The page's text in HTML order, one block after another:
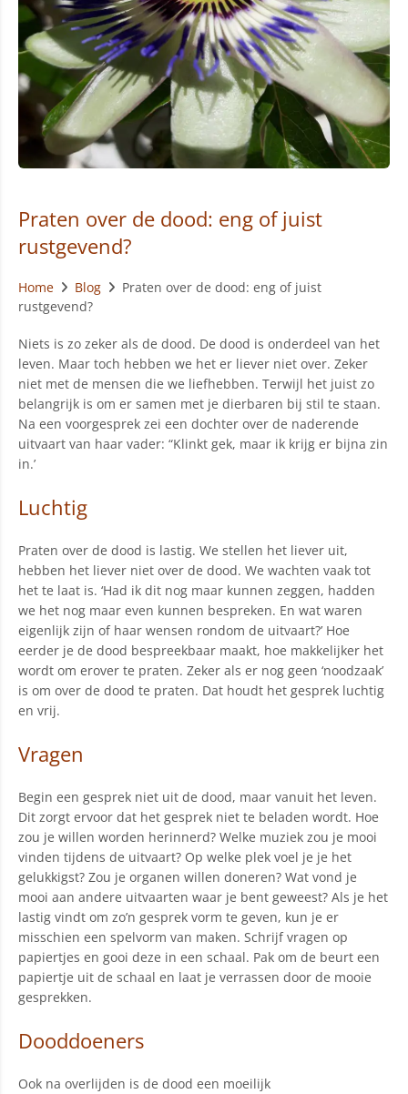
Praten over de dood: eng of juist
rustgevend?
Home Blog
Praten over de dood: eng of juist
rustgevend?
Niets is zo zeker als de dood. De dood is onderdeel van het
leven. Maar toch hebben we het er liever niet over. Zeker
niet met de mensen die we liefhebben. Terwijl het juist zo
belangrijk is om er samen met je dierbaren bij stil te staan.
Na een voorgesprek zei een dochter over de naderende
uitvaart van haar vader: “Klinkt gek, maar ik krijg er bijna zin
in.’
Luchtig
Praten over de dood is lastig. We stellen het liever uit,
hebben het liever niet over de dood. We wachten vaak tot
het te laat is. ‘Had ik dit nog maar kunnen zeggen, hadden
we het nog maar even kunnen bespreken. En wat waren
eigenlijk zijn of haar wensen rondom de uitvaart?’ Hoe
eerder je de dood bespreekbaar maakt, hoe makkelijker het
wordt om erover te praten. Zeker als er nog geen ‘noodzaak’
is om over de dood te praten. Dat houdt het gesprek luchtig
en vrij.
Vragen
Begin een gesprek niet uit de dood, maar vanuit het leven.
Dit zorgt ervoor dat het gesprek niet te beladen wordt. Hoe
zou je willen worden herinnerd? Welke muziek zou je mooi
vinden tijdens de uitvaart? Op welke plek voel je je het
gelukkigst? Zou je organen willen doneren? Wat vond je
mooi aan andere uitvaarten waar je bent geweest? Als je het
lastig vindt om zo’n gesprek vorm te geven, kun je er
misschien een spelvorm van maken. Schrijf vragen op
papiertjes en gooi deze in een schaal. Pak om de beurt een
papiertje uit de schaal en laat je verrassen door de mooie
gesprekken.
Dooddoeners
Ook na overlijden is de dood een moeilijk